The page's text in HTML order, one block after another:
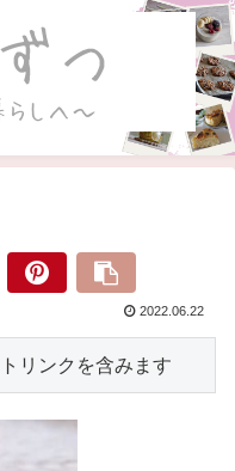
2022.06.22
ンクを含みます